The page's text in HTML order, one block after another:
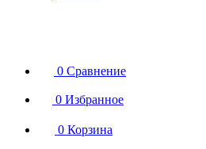
0 Сравнение
0 Избранное
0 Корзина